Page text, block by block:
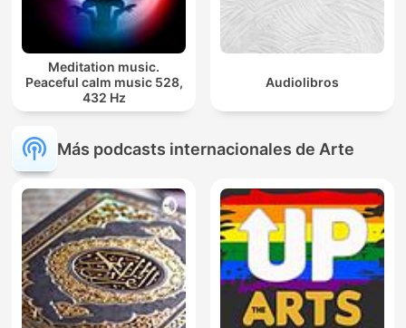
Meditation music.
Peaceful calm music 528,
432 Hz
Audiolibros
Más podcasts internacionales de Arte